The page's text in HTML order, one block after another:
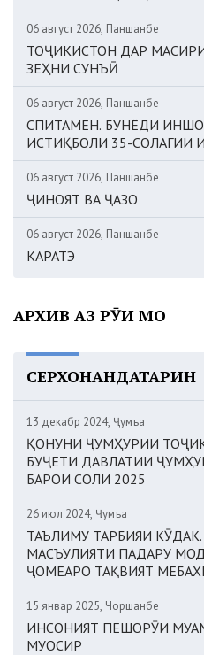
06 август 2026, Панҷшанбе
ТОҶИКИСТОН ДАР
ЗЕҲНИ СУНЪӢ
06 август 2026, Панҷшанбе
СПИТАМЕН. БУНЁДИ
ИСТИҚБОЛИ 35-СОЛАГИИ
06 август 2026, Панҷшанбе
ҶИНОЯТ ВА ҶАЗО
06 август 2026, Панҷшанбе
КАРАТЭ
АРХИВ АЗ РӮИ МОҲ
СЕРХОНАНДАТАРИН
13 декабр 2024, Ҷумъа
ҚОНУНИ ҶУМҲУРИИ
БУҶЕТИ ДАВЛАТИИ
БАРОИ СОЛИ 2025
26 июл 2024, Ҷумъа
ТАЪЛИМУ ТАРБИЯИ
МАСЪУЛИЯТИ ПАДАРУ
ҶОМЕАРО ТАҚВИЯТ
15 январ 2025, Чоршанбе
ИНСОНИЯТ ПЕШОРӮИ
МУОСИР